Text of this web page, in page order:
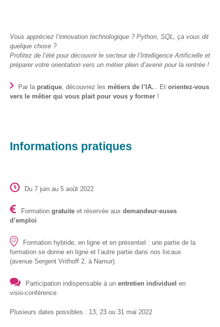
Vous appréciez l’innovation technologique ? Python, SQL, ça vous dit
quelque chose ?
Profitez de l’été pour découvrir le secteur de l’Intelligence Artificielle et
préparer votre orientation vers un métier plein d’avenir pour la rentrée !
Par la pratique, découvrez les métiers de l’IA... Et orientez-vous
vers le métier qui vous plait pour vous y former !
Informations pratiques
Du 7 juin au 5 août 2022
Formation gratuite et réservée aux demandeur∙euses
d’emploi
Formation hybride, en ligne et en présentiel : une partie de la
formation se donne en ligne et l’autre partie dans nos locaux
(avenue Sergent Vrithoff 2, à Namur).
Participation indispensable à un entretien individuel en
visio-conférence.
Plusieurs dates possibles : 13, 23 ou 31 mai 2022
Horizon IT :
J’explore les
métiers de
l’informatique
Electromécanicienne
au travail
numérique
Pour
les
Formations
sur mesure
Découvrir
Public